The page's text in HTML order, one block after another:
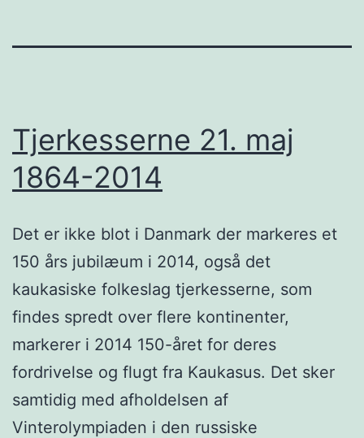
Tjerkesserne 21. maj
1864-2014
Det er ikke blot i Danmark der markeres et
150 års jubilæum i 2014, også det
kaukasiske folkeslag tjerkesserne, som
findes spredt over flere kontinenter,
markerer i 2014 150-året for deres
fordrivelse og flugt fra Kaukasus. Det sker
samtidig med afholdelsen af
Vinterolympiaden i den russiske